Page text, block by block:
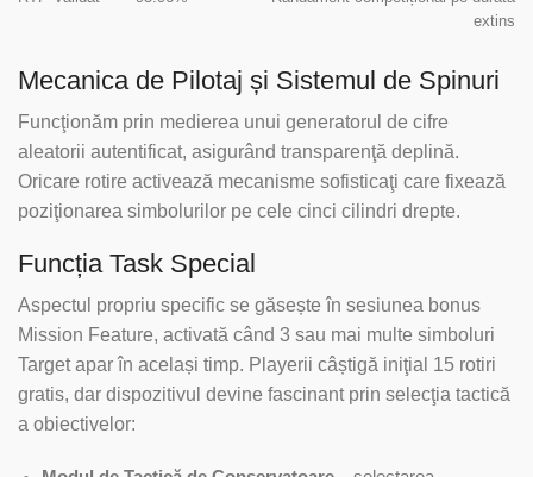
extins
Mecanica de Pilotaj și Sistemul de Spinuri
Funcţionăm prin medierea unui generatorul de cifre
aleatorii autentificat, asigurând transparenţă deplină.
Oricare rotire activează mecanisme sofisticaţi care fixează
poziţionarea simbolurilor pe cele cinci cilindri drepte.
Funcția Task Special
Aspectul propriu specific se găsește în sesiunea bonus
Mission Feature, activată când 3 sau mai multe simboluri
Target apar în același timp. Playerii câștigă iniţial 15 rotiri
gratis, dar dispozitivul devine fascinant prin selecţia tactică
a obiectivelor: